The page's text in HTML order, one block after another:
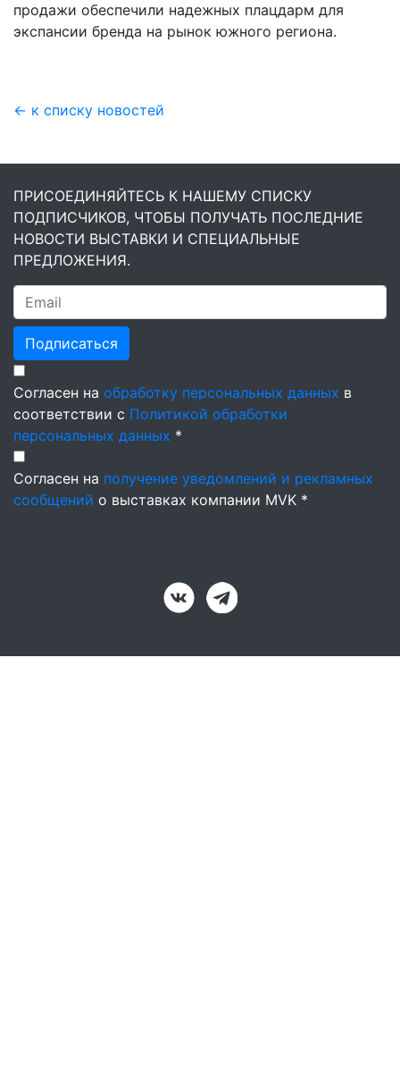
продажи обеспечили надежных плацдарм для
экспансии бренда на рынок южного региона.
← к списку новостей
ПРИСОЕДИНЯЙТЕСЬ К НАШЕМУ СПИСКУ
ПОДПИСЧИКОВ, ЧТОБЫ ПОЛУЧАТЬ ПОСЛЕДНИЕ
НОВОСТИ ВЫСТАВКИ И СПЕЦИАЛЬНЫЕ
ПРЕДЛОЖЕНИЯ.
Подписаться
Согласен на обработку персональных данных в
соответствии с Политикой обработки
персональных данных *
Согласен на получение уведомлений и рекламных
сообщений о выставках компании MVK *